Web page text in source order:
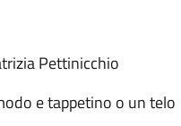
Pettinicchio
e tappetino o un telo